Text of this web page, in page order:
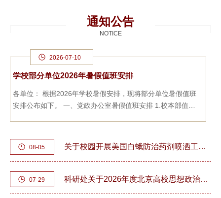
通知公告
NOTICE
2026-07-10
学校部分单位2026年暑假值班安排
各单位： 根据2026年学校暑假安排，现将部分单位暑假值班
安排公布如下。 一、党政办公室暑假值班安排 1.校本部值班
关于校园开展美国白蛾防治药剂喷洒工作的通知
08-05
科研处关于2026年度北京高校思想政治教育及大中小学思想政治教育一体化研究课题申报工作的通知
07-29